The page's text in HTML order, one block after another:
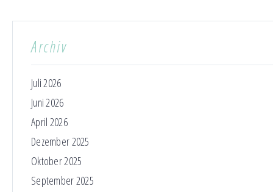
Archiv
Juli 2026
Juni 2026
April 2026
Dezember 2025
Oktober 2025
September 2025